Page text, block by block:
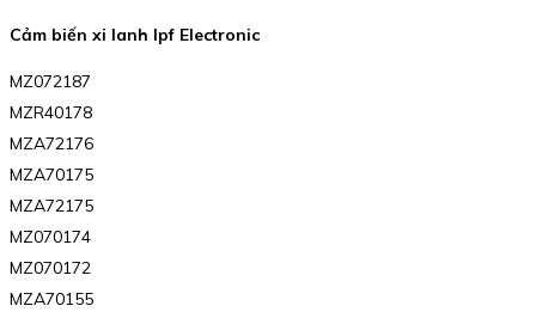
Cảm biến xi lanh Ipf Electronic
MZ072187
MZR40178
MZA72176
MZA70175
MZA72175
MZ070174
MZ070172
MZA70155